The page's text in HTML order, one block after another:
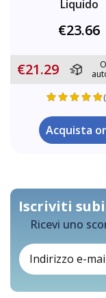
Liquido
€23.66
€21.29
Acquista
Iscriviti
Ricevi uno